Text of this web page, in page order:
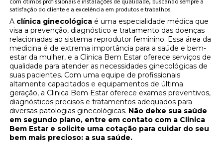
satisfação do cliente e a excelência em produtos e trabalhos.
A clínica ginecológica é uma especialidade médica que
visa a prevenção, diagnóstico e tratamento das doenças
relacionadas ao sistema reprodutor feminino. Essa área da
medicina é de extrema importância para a saúde e bem-
estar da mulher, e a Clinica Bem Estar oferece serviços de
qualidade para atender as necessidades ginecológicas de
suas pacientes. Com uma equipe de profissionais
altamente capacitados e equipamentos de última
geração, a Clinica Bem Estar oferece exames preventivos,
diagnósticos precisos e tratamentos adequados para
diversas patologias ginecológicas. Não deixe sua saúde
em segundo plano, entre em contato com a Clinica
Bem Estar e solicite uma cotação para cuidar do seu
bem mais precioso: a sua saúde.